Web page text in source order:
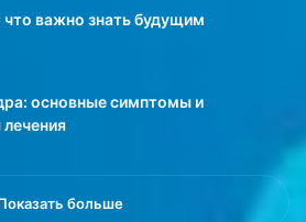
что важно знать будущим
основные симптомы и
больше